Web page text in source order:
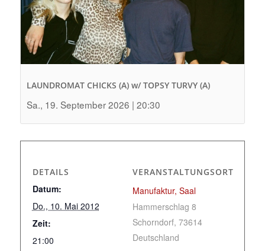
LAUNDROMAT CHICKS (A) w/ TOPSY TURVY (A)
Sa., 19. September 2026 | 20:30
DETAILS
Datum:
Do., 10. Mai 2012
Zeit:
21:00
VERANSTALTUNGSORT
Manufaktur, Saal
Hammerschlag 8
Schorndorf, 73614
Deutschland